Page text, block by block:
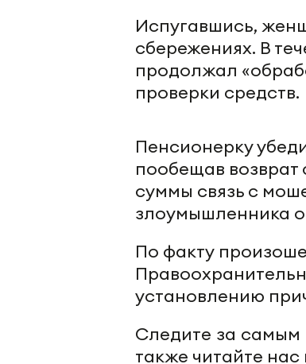
Испугавшись,
сбережениях. В
продолжал
проверки средств.
Пенсионерку
пообещав возврат
суммы связь с
злоумышленника
По факту
установлению
Следите за
также читайте нас